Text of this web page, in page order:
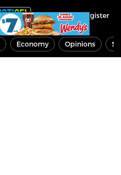
Register
Economy Opinions